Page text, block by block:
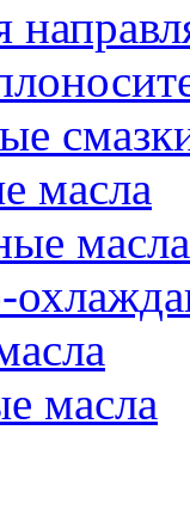
масла
масла
масла